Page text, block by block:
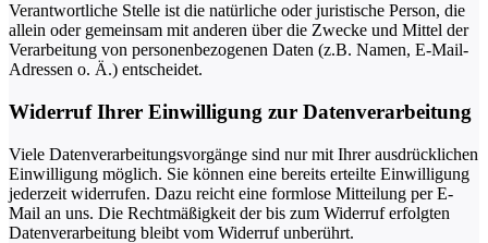
Verantwortliche Stelle ist die natürliche oder juristische Person, die
allein oder gemeinsam mit anderen über die Zwecke und Mittel der
Verarbeitung von personenbezogenen Daten (z.B. Namen, E-Mail-
Adressen o. Ä.) entscheidet.
Widerruf Ihrer Einwilligung zur Datenverarbeitung
Viele Datenverarbeitungsvorgänge sind nur mit Ihrer ausdrücklichen
Einwilligung möglich. Sie können eine bereits erteilte Einwilligung
jederzeit widerrufen. Dazu reicht eine formlose Mitteilung per E-
Mail an uns. Die Rechtmäßigkeit der bis zum Widerruf erfolgten
Datenverarbeitung bleibt vom Widerruf unberührt.